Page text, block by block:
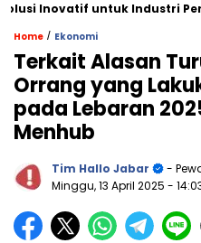
Inovatif untuk Industri
Home / Ekonomi
Terkait Alasan
Orrang yang
pada Lebaran
Menhub
Tim Hallo Jabar
-
Minggu, 13 April 2025 -